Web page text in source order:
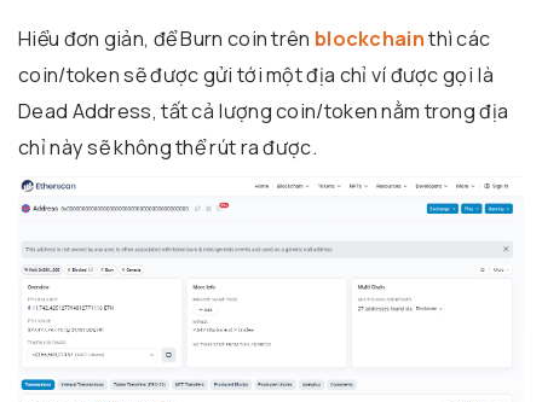
Hiểu đơn giản, để Burn coin trên blockchainthì các
coin/token sẽ được gửi tới một địa chỉ ví được gọi là
Dead Address, tất cả lượng coin/token nằm trong địa
chỉ này sẽ không thể rút ra được.